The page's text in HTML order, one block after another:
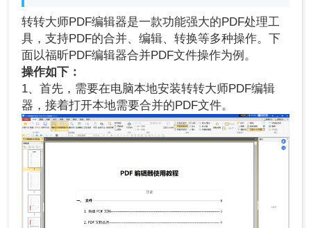
转转大师PDF编辑器是一款功能强大的PDF处理工
具，支持PDF的合并、编辑、转换等多种操作。下
面以福昕PDF编辑器合并PDF文件操作为例。
操作如下：
1、首先，需要在电脑本地安装转转大师PDF编辑
器，接着打开本地需要合并的PDF文件。